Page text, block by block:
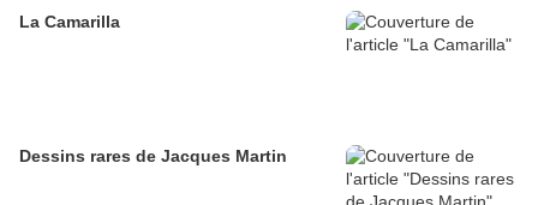
La Camarilla
Dessins rares de Jacques Martin